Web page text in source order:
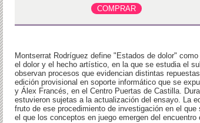
Montserrat Rodríguez define "Estados de dolor"
el dolor y el hecho artístico, en la que se estudia el
observan procesos que evidencian distintas
edición provisional en soporte informático que se
y Álex Francés, en el Centro Puertas de Castilla.
estuvieron sujetas a la actualización del ensayo. La
fruto de ese procedimiento de investigación en el
el que los conceptos en juego emergen del